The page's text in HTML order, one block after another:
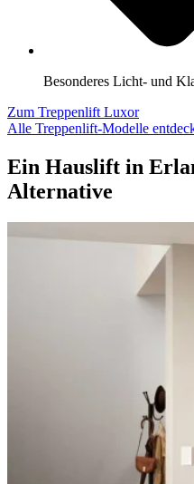
Besonderes Licht- und
Zum Treppenlift Luxor
Alle Treppenlift-Modelle
Ein Hauslift in
Alternative